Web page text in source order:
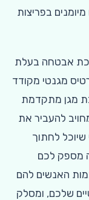
בפריצות
אבטחה בעלת
מגנטי מקודד
מגן מתקדמת
להעביר את
לחתוך
מספק לכם
האנשים להם
שלכם, ומסלק